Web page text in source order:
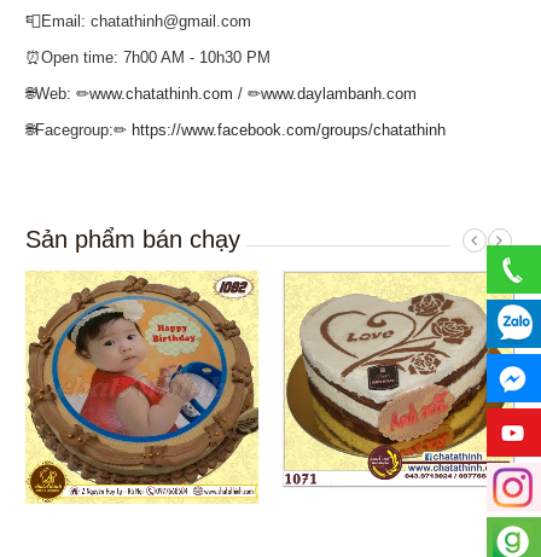
📮Email: chatathinh@gmail.com
⏰Open time: 7h00 AM - 10h30 PM
🌐Web: ✏www.chatathinh.com / ✏www.daylambanh.com
🌐Facegroup:✏ https://www.facebook.com/groups/chatathinh
Sản phẩm bán chạy